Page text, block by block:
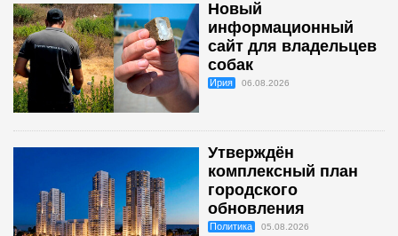
Новый
информационный
сайт для владельцев
собак
Ирия 06.08.2026
Утверждён
комплексный план
городского
обновления
Политика 05.08.2026